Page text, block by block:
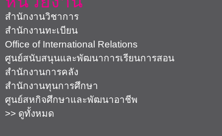
สำนักงานวิชาการ
สำนักงานทะเบียน
Office of International Relations
ศูนย์สนับสนุนและพัฒนาการเรียนการสอน
สำนักงานการคลัง
สำนักงานทุนการศึกษา
ศูนย์สหกิจศึกษาและพัฒนาอาชีพ
>> ดูทั้งหมด